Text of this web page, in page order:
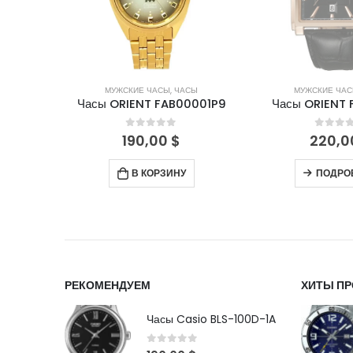
МУЖСКИЕ ЧАСЫ, ЧАСЫ
Часы ORIENT FAB00001P9
0out of 5
190,00 $
В КОРЗИНУ
МУЖСКИЕ
Часы ORIENT
0out
РЕКОМЕНДУЕМ
Часы Casio BLS-100D-1A
0out of 5
ХИТЫ